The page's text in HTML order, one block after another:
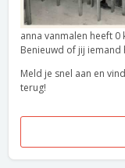
anna vanmalen heeft
Benieuwd of jij iemand
Meld je snel aan en
terug!